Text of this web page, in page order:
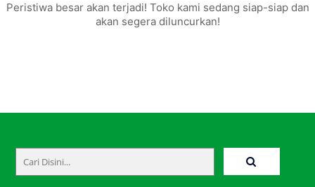
Peristiwa besar akan terjadi! Toko kami sedang siap-siap dan
akan segera diluncurkan!
Top